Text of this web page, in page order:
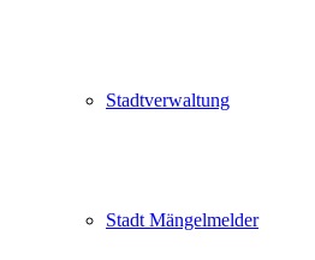
Stadtverwaltung
Stadt Mängelmelder